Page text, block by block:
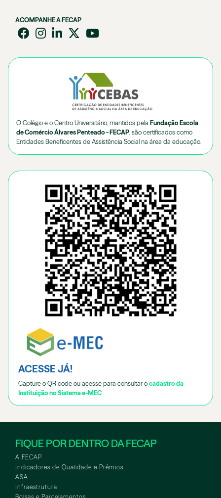
ACOMPANHE A FECAP
O Colégio e o Centro Universitário, mantidos pela Fundação Escola
de Comércio Álvares Penteado - FECAP , são certificados como
Entidades Beneficentes de Assistência Social na área da educação.
ACESSE JÁ!
Capture o QR code ou acesse para consultar o cadastro da
Instituição no Sistema e-MEC
FIQUE POR DENTRO DA FECAP
A FECAP
Indicadores de Qualidade e Prêmios
ASA
Infraestrutura